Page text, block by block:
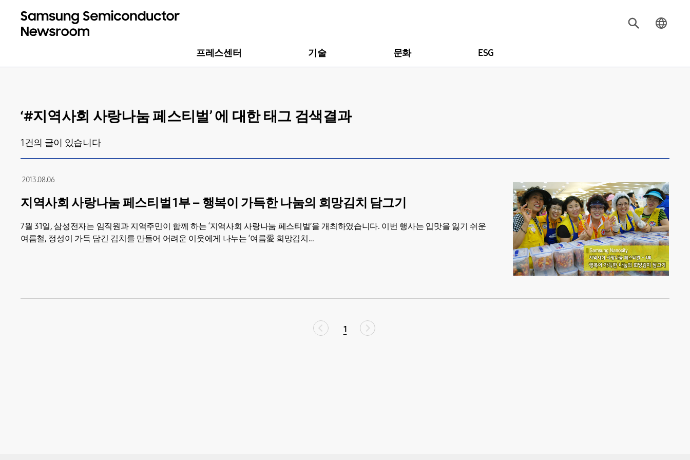
프레스센터 기술 문화 ESG
‘#지역사회 사랑나눔 페스티벌’ 에 대한 태그 검색결과
1건의 글이 있습니다
2013.08.06
지역사회 사랑나눔 페스티벌 1부 – 행복이 가득한 나눔의 희망김치 담그기
7월 31일, 삼성전자는 임직원과 지역주민이 함께 하는 ‘지역사회 사랑나눔 페스티벌’을 개최하였습니다. 이번 행사는 입맛을 잃기 쉬운
여름철, 정성이 가득 담긴 김치를 만들어 어려운 이웃에게 나누는 ‘여름愛 희망김치...
1